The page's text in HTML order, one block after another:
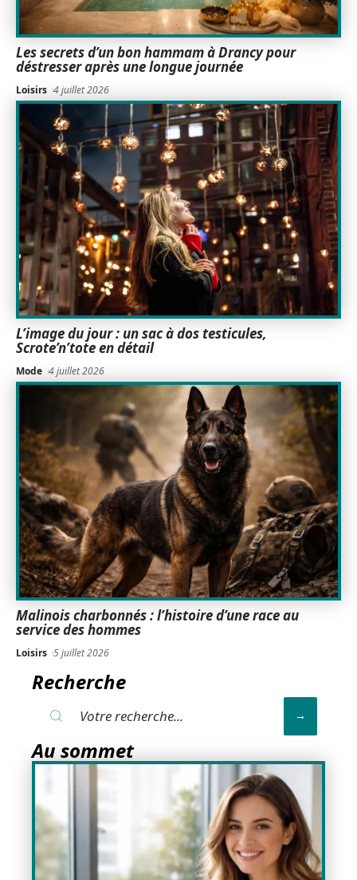
Les secrets d’un bon hammam à Drancy pour
déstresser après une longue journée
Loisirs 4 juillet 2026
L’image du jour : un sac à dos testicules,
Scrote’n’tote en détail
Mode 4 juillet 2026
Malinois charbonnés : l’histoire d’une race au
service des hommes
Loisirs 5 juillet 2026
Recherche
Au sommet